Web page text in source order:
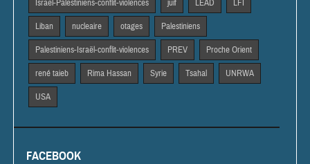
Israël-Palestiniens-conflit-violences juif LEAD LFI
Liban nucleaire otages Palestiniens
Palestiniens-Israël-conflit-violences PREV Proche Orient
rené taieb Rima Hassan Syrie Tsahal UNRWA
USA
FACEBOOK